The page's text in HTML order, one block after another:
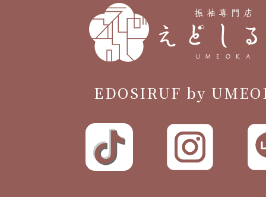
EDOSIRUF by